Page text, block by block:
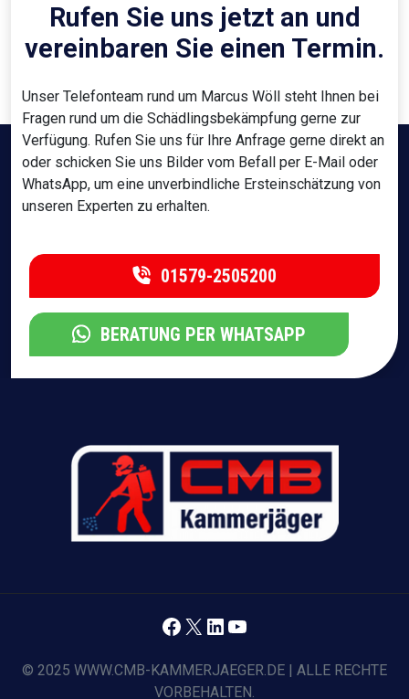
Rufen Sie uns jetzt an und
vereinbaren Sie einen Termin.
Unser Telefonteam rund um Marcus Wöll steht Ihnen bei
Fragen rund um die Schädlingsbekämpfung gerne zur
Verfügung. Rufen Sie uns für Ihre Anfrage gerne direkt an
oder schicken Sie uns Bilder vom Befall per E-Mail oder
WhatsApp, um eine unverbindliche Ersteinschätzung von
unseren Experten zu erhalten.
01579-2505200
BERATUNG PER WHATSAPP
© 2025 WWW.CMB-KAMMERJAEGER.DE | ALLE RECHTE
VORBEHALTEN.
Facebook
X LinkedIn
YouTube